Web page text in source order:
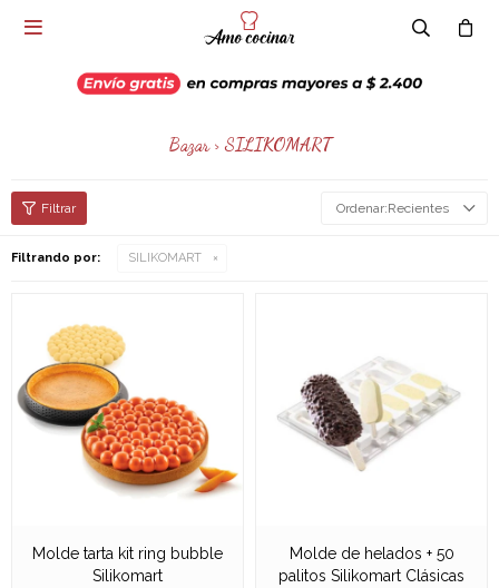

Bazar > SILIKOMART
Recientes
Filtrando por: SILIKOMART
Molde tarta kit ring bubble
Silikomart
Molde de helados + 50
palitos Silikomart Clásicas